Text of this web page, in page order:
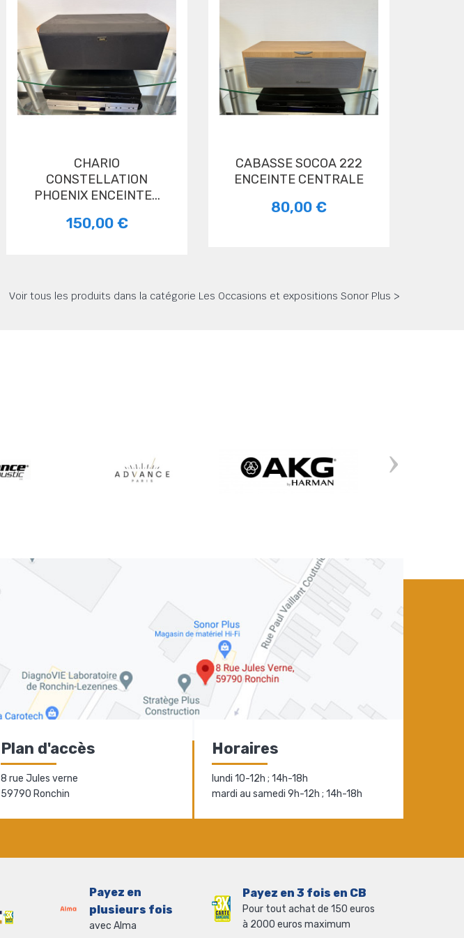
CHARIO
CONSTELLATION
PHOENIX ENCEINTE...
150,00 €
CABASSE SOCOA 222
ENCEINTE CENTRALE
80,00 €
Voir tous les produits dans la catégorie Les Occasions et expositions Sonor Plus >
Plan d'accès
8 rue Jules verne
59790 Ronchin
Horaires
lundi 10-12h ; 14h-18h
mardi au samedi 9h-12h ; 14h-18h
Payez en
plusieurs fois
avec Alma
Payez en 3 fois en CB
Pour tout achat de 150 euros
à 2000 euros maximum